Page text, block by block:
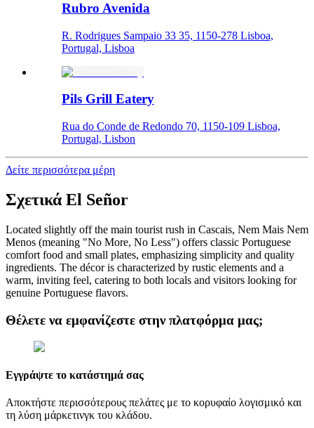
Rubro Avenida
R. Rodrigues Sampaio 33 35, 1150-278 Lisboa,
Portugal, Lisboa
Pils Grill Eatery
Rua do Conde de Redondo 70, 1150-109 Lisboa,
Portugal, Lisbon
Δείτε περισσότερα μέρη
Σχετικά El Señor
Located slightly off the main tourist rush in Cascais, Nem Mais Nem
Menos (meaning "No More, No Less") offers classic Portuguese
comfort food and small plates, emphasizing simplicity and quality
ingredients. The décor is characterized by rustic elements and a
warm, inviting feel, catering to both locals and visitors looking for
genuine Portuguese flavors.
Θέλετε να εμφανίζεστε στην πλατφόρμα μας;
Εγγράψτε το κατάστημά σας
Αποκτήστε περισσότερους πελάτες με το κορυφαίο λογισμικό και
τη λύση μάρκετινγκ του κλάδου.